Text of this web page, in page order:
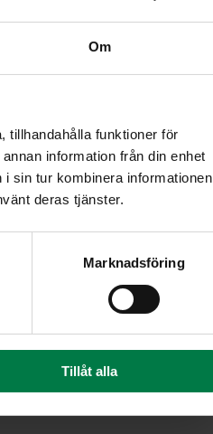
Om
tillhandahålla funktioner för
information från din enhet
sin tur kombinera informationen
deras tjänster.
Marknadsföring
Tillåt alla
Laita raaste kulhoon
chilikastiketta,
sämpylät ja niiden ”kannet”
kunnes juusto alkaa sulaa.
ja kermaviilikastiketta, aseta